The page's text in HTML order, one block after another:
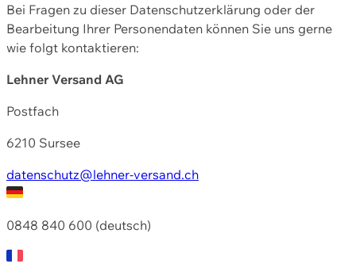
Bei Fragen zu dieser Datenschutzerklärung oder der
Bearbeitung Ihrer Personendaten können Sie uns gerne
wie folgt kontaktieren:
Lehner Versand AG
Postfach
6210 Sursee
datenschutz@lehner-versand.ch
0848 840 600 (deutsch)